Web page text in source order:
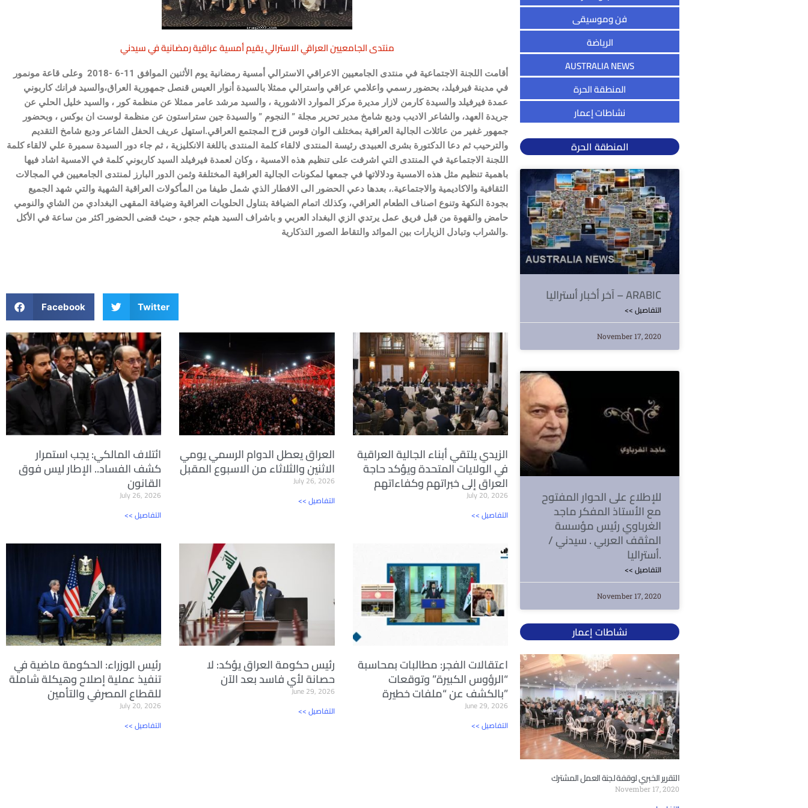
منتدى الجامعيين العراقي الاسترالي يقيم أمسية عراقية رمضانية في سيدني
أقامت اللجنة الاجتماعية في منتدى الجامعيين الاعراقي الاسترالي أمسية رمضانية يوم الأثنين الموافق 11-6 -2018 وعلى قاعة مونمور
في مدينة فيرفيلد، بحضور رسمي واعلامي عراقي واسترالي ممثلا بالسيدة أنوار العيس قنصل جمهورية العراق،والسيد فرانك كاربوني
عمدة فيرفيلد والسيدة كارمن لازار مديرة مركز الموارد الاشورية ، والسيد مرشد عامر ممثلا عن منظمة كور ، والسيد خليل الحلي عن
جريدة العهد، والشاعر الاديب وديع شامخ مدير تحرير مجلة ” النجوم ” والسيدة جين ستراستون عن منظمة لوست ان بوكس ، وبحضور
جمهور غفير من عائلات الجالية العراقية بمختلف الوان قوس قزح المجتمع العراقي.استهل عريف الحفل الشاعر وديع شامخ التقديم
والترحيب ثم دعا الدكتورة بشرى العبيدى رئيسة المنتدى لالقاء كلمة المنتدى باللغة الانكليزية ، ثم جاء دور السيدة سميرة علي لالقاء كلمة
اللجنة الاجتماعية في المنتدى التي اشرفت على تنظيم هذه الامسية ، وكان لعمدة فيرفيلد السيد كاربوني كلمة في الامسية اشاد فيها
باهمية تنظيم مثل هذه الامسية ودلالاتها في جمعها لمكونات الجالية العراقية المختلفة وثمن الدور البارز لمنتدى الجامعيين في المجالات
الثقافية والاكاديمية والاجتماعية.، بعدها دعي الحضور الى الافطار الذي شمل طيفا من المأكولات العراقية الشهية والتي شهد الجميع
بجودة النكهة وتنوع اصناف الطعام العراقي، وكذلك اتمام الضيافة بتناول الحلويات العراقية وضيافة المقهى البغدادي من الشاي والنومي
حامض والقهوة من قبل فريق عمل يرتدي الزي البغداد العربي و باشراف السيد هيثم ججو ، حيث قضى الحضور اكثر من ساعة في الأكل
والشراب وتبادل الزيارات بين الموائد والتقاط الصور التذكارية.
Facebook Twitter
ائتلاف المالكي: يجب استمرار
كشف الفساد.. الإطار ليس فوق
القانون
July 26, 2026
<< التفاصيل
العراق يعطل الدوام الرسمي يومي
الاثنين والثلاثاء من الاسبوع المقبل
July 26, 2026
<< التفاصيل
الزيدي يلتقي أبناء الجالية العراقية
في الولايات المتحدة ويؤكد حاجة
العراق إلى خبراتهم وكفاءاتهم
July 20, 2026
<< التفاصيل
رئيس الوزراء: الحكومة ماضية في
تنفيذ عملية إصلاح وهيكلة شاملة
للقطاع المصرفي والتأمين
July 20, 2026
<< التفاصيل
رئيس حكومة العراق يؤكد: لا
حصانة لأي فاسد بعد الآن
June 29, 2026
<< التفاصيل
اعتقالات الفجر: مطالبات بمحاسبة
“الرؤوس الكبيرة” وتوقعات
بالكشف عن “ملفات خطيرة”
June 29, 2026
<< التفاصيل
فن وموسيقى
الرياضة
AUSTRALIA NEWS
المنطقة الحرة
نشاطات إعمار
المنطقة الحرة
آخر أخبار أستراليا – ARABIC
<< التفاصيل
November 17, 2020
للإطلاع على الحوار المفتوح
مع الأستاذ المفكر ماجد
الغرباوي رئيس مؤسسة
المثقف العربي . سيدني /
أستراليا.
<< التفاصيل
November 17, 2020
نشاطات إعمار
التقرير الخبري لوقفة لجنة العمل المشترك
November 17, 2020